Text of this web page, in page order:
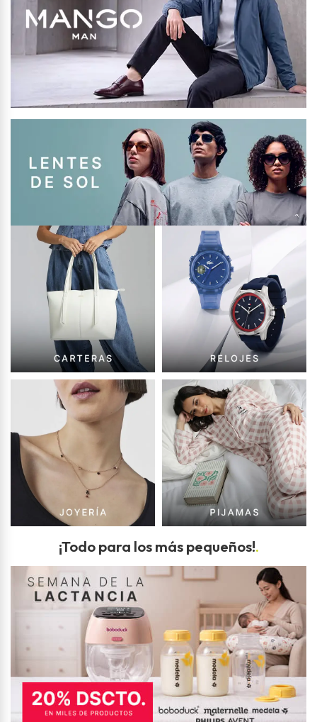
¡Todo para los más pequeños!.